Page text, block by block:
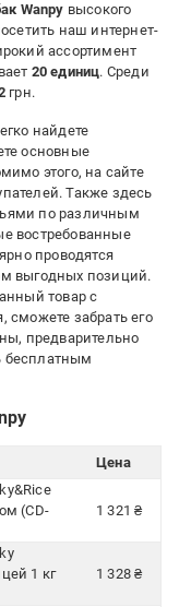
Wanpy высокого
наш интернет-
ассортимент
20 единиц. Среди
грн.
найдете
основные
этого, на сайте
Также здесь
по различным
востребованные
проводятся
выгодных позиций.
товар с
сможете забрать его
предварительно
бесплатным
Цена
(CD-
1 321 ₴
1 кг
1 328 ₴